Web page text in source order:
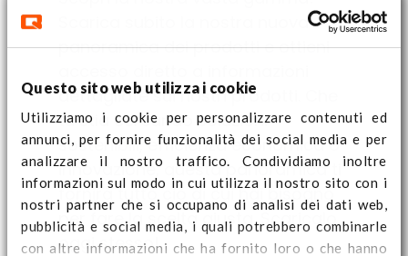
Questo sito web utilizza i cookie
Utilizziamo i cookie per personalizzare contenuti ed
annunci, per fornire funzionalità dei social media e per
analizzare il nostro traffico. Condividiamo inoltre
informazioni sul modo in cui utilizza il nostro sito con i
nostri partner che si occupano di analisi dei dati web,
pubblicità e social media, i quali potrebbero combinarle
con altre informazioni che ha fornito loro o che hanno
Scarica subito la nostra nuova
panoramica dei prodotti e ottieni
dettagliate sui nostri prodotti. Che
tu stia cercando soluzioni
sostenibili, efficienza economica o
innovazione, questa panoramica ti
fornirà tutto ciò di cui hai bisogno
per fare la scelta giusta. Scaricalo
oggi stesso!